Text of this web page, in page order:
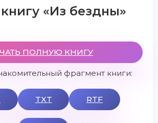
«Из бездны»
ПОЛНУЮ КНИГУ
фрагмент книги:
TXT RTF